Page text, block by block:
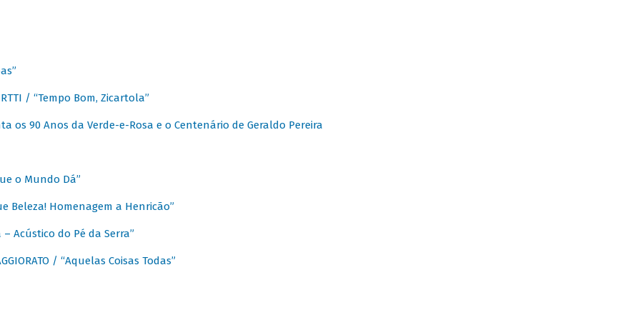
/ “Tempo Bom, Zicartola”
os 90 Anos da Verde-e-Rosa e o Centenário de Geraldo Pereira
o Mundo Dá”
Beleza! Homenagem a Henricão”
– Acústico do Pé da Serra”
/ “Aquelas Coisas Todas”